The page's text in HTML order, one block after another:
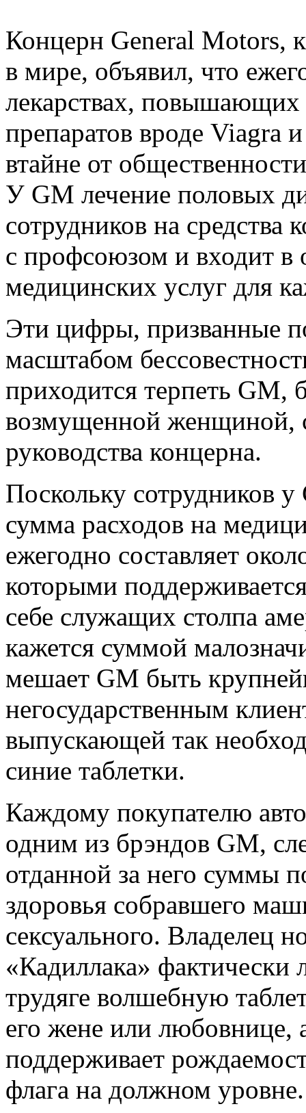
Концерн General Motors,
в мире, объявил, что
лекарствах,
препаратов вроде Viagra
втайне от
У GM лечение половых
сотрудников на средства
с профсоюзом и входит в
медицинских услуг для
Эти цифры, призванные
масштабом
приходится терпеть GM,
возмущенной женщиной,
руководства концерна.
Поскольку сотрудников
сумма расходов на
ежегодно составляет
которыми
себе служащих столпа
кажется суммой
мешает GM быть
негосударственным
выпускающей так
синие таблетки.
Каждому покупателю
одним из брэндов GM,
отданной за него суммы
здоровья собравшего
сексуального. Владелец
«Кадиллака» фактически
трудяге волшебную
его жене или любовнице,
поддерживает
флага на должном уровне.